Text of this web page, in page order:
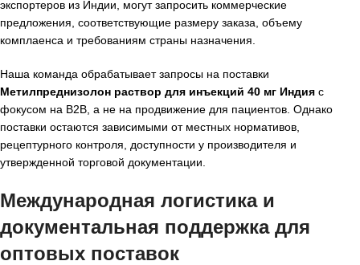
экспортеров из Индии, могут запросить коммерческие
предложения, соответствующие размеру заказа, объему
комплаенса и требованиям страны назначения.
Наша команда обрабатывает запросы на поставки
Метилпреднизолон раствор для инъекций 40 мг Индия с
фокусом на B2B, а не на продвижение для пациентов. Однако
поставки остаются зависимыми от местных нормативов,
рецептурного контроля, доступности у производителя и
утвержденной торговой документации.
Международная логистика и
документальная поддержка для
оптовых поставок